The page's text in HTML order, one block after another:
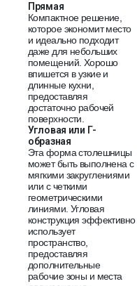
Прямая
Компактное решение,
которое экономит место
и идеально подходит
даже для небольших
помещений. Хорошо
впишется в узкие и
длинные кухни,
предоставляя
достаточно рабочей
поверхности.
Угловая или Г-
образная
Эта форма столешницы
может быть выполнена с
мягкими закруглениями
или с четкими
геометрическими
линиями. Угловая
конструкция эффективно
использует
пространство,
предоставляя
дополнительные
рабочие зоны и места